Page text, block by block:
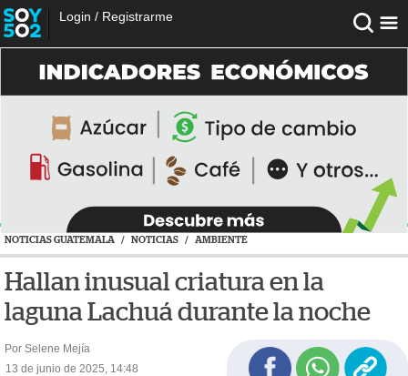
Login / Registrarme
NOTICIAS GUATEMALA / NOTICIAS / AMBIENTE
Hallan inusual criatura en la
laguna Lachuá durante la noche
Por Selene Mejía
13 de junio de 2025, 14:48